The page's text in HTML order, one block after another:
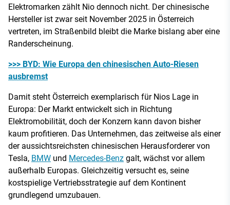
Elektromarken zählt Nio dennoch nicht. Der chinesische
Hersteller ist zwar seit November 2025 in Österreich
vertreten, im Straßenbild bleibt die Marke bislang aber eine
Randerscheinung.
>>> BYD: Wie Europa den chinesischen Auto-Riesen
ausbremst
Damit steht Österreich exemplarisch für Nios Lage in
Europa: Der Markt entwickelt sich in Richtung
Elektromobilität, doch der Konzern kann davon bisher
kaum profitieren. Das Unternehmen, das zeitweise als einer
der aussichtsreichsten chinesischen Herausforderer von
Tesla, BMW und Mercedes-Benz galt, wächst vor allem
außerhalb Europas. Gleichzeitig versucht es, seine
kostspielige Vertriebsstrategie auf dem Kontinent
grundlegend umzubauen.